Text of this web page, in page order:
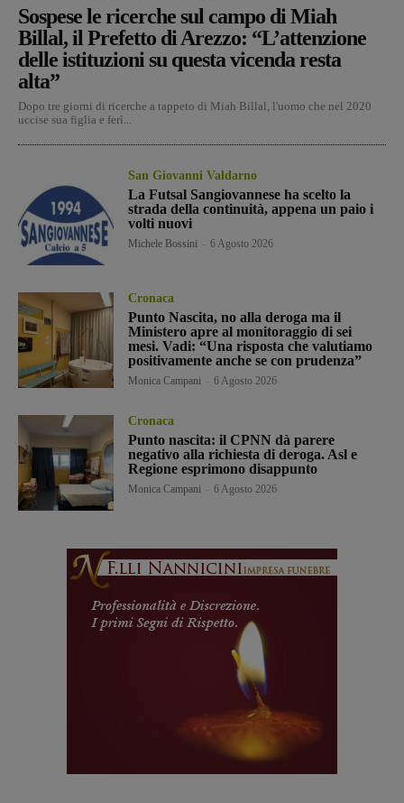
Sospese le ricerche sul campo di Miah
Billal, il Prefetto di Arezzo: “L’attenzione
delle istituzioni su questa vicenda resta
alta”
Dopo tre giorni di ricerche a tappeto di Miah Billal, l'uomo che nel 2020
uccise sua figlia e ferì...
San Giovanni Valdarno
La Futsal Sangiovannese ha scelto la
strada della continuità, appena un paio i
volti nuovi
Michele Bossini 6 Agosto 2026
Cronaca
Punto Nascita, no alla deroga ma il
Ministero apre al monitoraggio di sei
mesi. Vadi: “Una risposta che valutiamo
positivamente anche se con prudenza”
Monica Campani 6 Agosto 2026
Cronaca
Punto nascita: il CPNN dà parere
negativo alla richiesta di deroga. Asl e
Regione esprimono disappunto
Monica Campani 6 Agosto 2026